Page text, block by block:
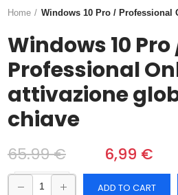
Home Windows 10 Pro / Professional
Windows 10 Pro
Professional
attivazione
chiave
65.99 € 6,99 €
ADD TO CART